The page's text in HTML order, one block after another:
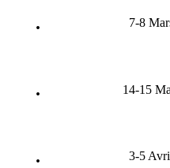
. 7-8
. 14-15
. 3-5